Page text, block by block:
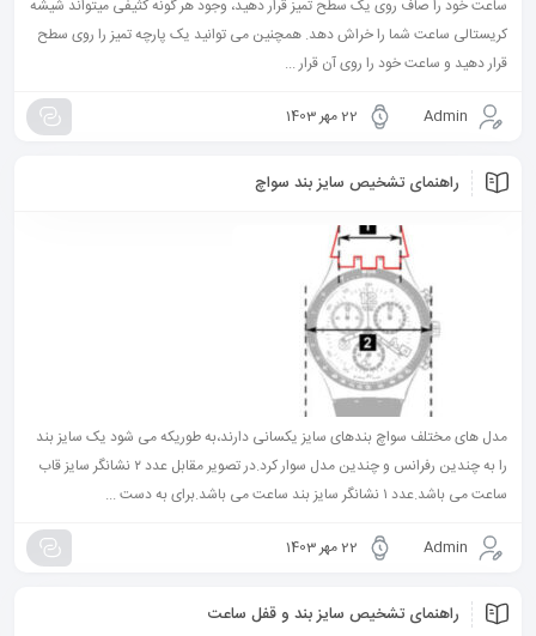
ساعت خود را صاف روی یک سطح تمیز قرار دهید، وجود هر گونه کثیفی میتواند شیشه
کریستالی ساعت شما را خراش دهد. همچنین می توانید یک پارچه تمیز را روی سطح
قرار دهید و ساعت خود را روی آن قرار ...
Admin 22 مهر 1403
راهنمای تشخیص سایز بند سواچ
مدل های مختلف سواچ بندهای سایز یکسانی دارند،به طوریکه می شود یک سایز بند
را به چندین رفرانس و چندین مدل سوار کرد.در تصویر مقابل عدد ۲ نشانگر سایز قاب
ساعت می باشد.عدد ۱ نشانگر سایز بند ساعت می باشد.برای به دست ...
Admin 22 مهر 1403
راهنمای تشخیص سایز بند و قفل ساعت